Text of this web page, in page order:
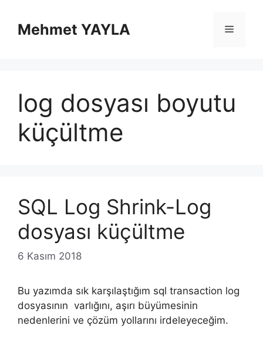
Mehmet YAYLA Menü
log dosyası boyutu
küçültme
SQL Log Shrink-Log
dosyası küçültme
6 Kasım 2018
Bu yazımda sık karşılaştığım sql transaction log
dosyasının varlığını, aşırı büyümesinin
nedenlerini ve çözüm yollarını irdeleyeceğim.